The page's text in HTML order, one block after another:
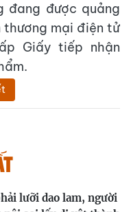
đang được quảng
thương mại điện tử
Giấy tiếp nhận
lưỡi dao lam, người